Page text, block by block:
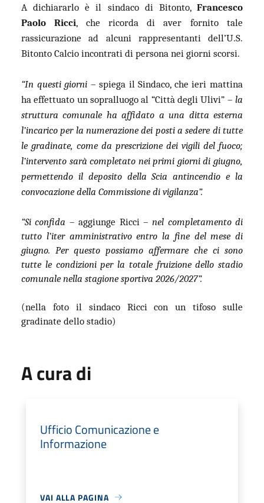
A dichiararlo è il sindaco di Bitonto, Francesco
PaoloRicci, che ricorda di aver fornito tale
rassicurazione ad alcuni rappresentanti dell’U.S.
Bitonto Calcio incontrati di persona nei giorni scorsi.
“In questi giorni – spiega il Sindaco, che ieri mattina
ha effettuato un sopralluogo al “Città degli Ulivi” – la
struttura comunale ha affidato a una ditta esterna
l’incarico per la numerazione dei posti a sedere di tutte
le gradinate, come da prescrizione dei vigili del fuoco;
l’intervento sarà completato nei primi giorni di giugno,
permettendo il deposito della Scia antincendio e la
convocazione della Commissione di vigilanza”.
“Si confida – aggiunge Ricci –nel completamento di
tutto l’iter amministrativo entro la fine del mese di
giugno. Per questo possiamo affermare che ci sono
tutte le condizioni per la totale fruizione dello stadio
comunale nella stagione sportiva 2026/2027”.
(nella foto il sindaco Ricci con un tifoso sulle
gradinate dello stadio)
A cura di
Ufficio Comunicazione e
Informazione
VAI ALLA PAGINA